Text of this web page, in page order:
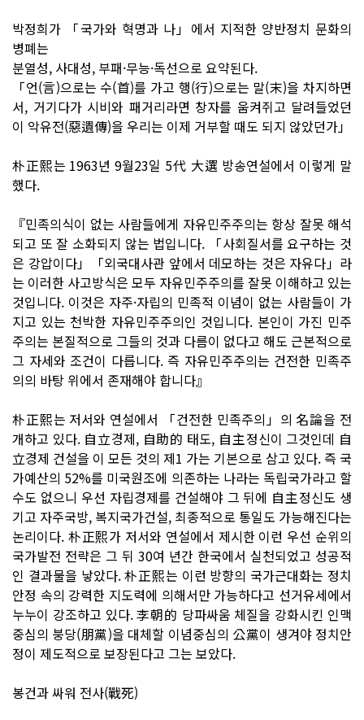
박정희가 「국가와 혁명과 나」에서 지적한 양반정치 문화의
병폐는
분열성, 사대성, 부패·무능·독선으로 요약된다.
「언(言)으로는 수(首)를 가고 행(行)으로는 말(末)을 차지하면
서, 거기다가 시비와 패거리라면 창자를 움켜쥐고 달려들었던
이 악유전(惡遺傳)을 우리는 이제 거부할 때도 되지 않았던가」
朴正熙는 1963년 9월23일 5代 大選 방송연설에서 이렇게 말
했다.
『민족의식이 없는 사람들에게 자유민주주의는 항상 잘못 해석
되고 또 잘 소화되지 않는 법입니다. 「사회질서를 요구하는 것
은 강압이다」「외국대사관 앞에서 데모하는 것은 자유다」라
는 이러한 사고방식은 모두 자유민주주의를 잘못 이해하고 있는
것입니다. 이것은 자주·자립의 민족적 이념이 없는 사람들이 가
지고 있는 천박한 자유민주주의인 것입니다. 본인이 가진 민주
주의는 본질적으로 그들의 것과 다름이 없다고 해도 근본적으로
그 자세와 조건이 다릅니다. 즉 자유민주주의는 건전한 민족주
의의 바탕 위에서 존재해야 합니다』
朴正熙는 저서와 연설에서 「건전한 민족주의」의 名論을 전
개하고 있다. 自立경제, 自助的 태도, 自主정신이 그것인데 自
立경제 건설을 이 모든 것의 제1 가는 기본으로 삼고 있다. 즉 국
가예산의 52%를 미국원조에 의존하는 나라는 독립국가라고 할
수도 없으니 우선 자립경제를 건설해야 그 뒤에 自主정신도 생
기고 자주국방, 복지국가건설, 최종적으로 통일도 가능해진다는
논리이다. 朴正熙가 저서와 연설에서 제시한 이런 우선 순위의
국가발전 전략은 그 뒤 30여 년간 한국에서 실천되었고 성공적
인 결과물을 낳았다. 朴正熙는 이런 방향의 국가근대화는 정치
안정 속의 강력한 지도력에 의해서만 가능하다고 선거유세에서
누누이 강조하고 있다. 李朝的 당파싸움 체질을 강화시킨 인맥
중심의 붕당(朋黨)을 대체할 이념중심의 公黨이 생겨야 정치안
정이 제도적으로 보장된다고 그는 보았다.
봉건과 싸워 전사(戰死)